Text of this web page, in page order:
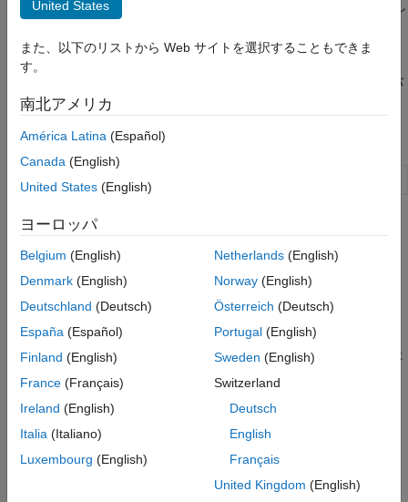
ラピッド プロトタイピングおよびリアルタ
コード実行時間プロファイリング
コード スタック使用量プロファイリング
ソフトウェアインザループ シミュレーショ
ン
プロセッサインザループ シミュレーション
プログラムによるコード生成の検証
コード解析と追跡
ソース コードをコンパイルし、そのコードを個別のプロセスとし
ュレーション結果と SIL シミュレーション結果を比較すること
す。SIL シミュレーション中に、生成されたコードのコード カバ
レッジ メトリクスと実行時間メトリクスを収集できます。
アプリ
SIL/PIL マネージャー
トピック
SIL シミュレーションおよび PIL シミュレーション
ソフトウェアインザループ (SIL) シミュレーションとプロセッサ
インザループ (PIL) シミュレーションの概要
SIL アプローチまたは PIL アプローチの選択
最上位モデル、参照モデル、およびサブシステムから生成された
SIL シミュレーションの構成と実行
最上位モデルの SIL シミュレーションおよび Model ブロックの
SIL/PIL マネージャーを使用したサブシステムのコードのユニッ
United States
また、以下のリストから Web サイトを選択することもできま
す。
南北アメリカ
América Latina (Español)
Canada (English)
United States (English)
ヨーロッパ
Belgium (English)
Denmark (English)
Deutschland (Deutsch)
España (Español)
Finland (English)
France (Français)
Ireland (English)
Italia (Italiano)
Luxembourg (English)
Netherlands(English)
Norway(English)
Österreich (Deutsch)
Portugal(English)
Sweden (English)
Switzerland
Deutsch
English
Français
United Kingdom (English)